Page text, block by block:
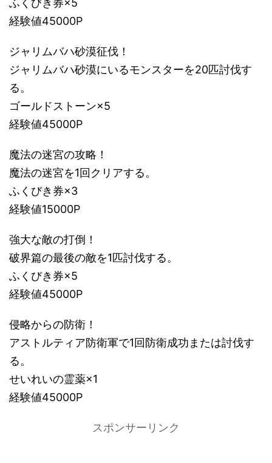
ふくびき券×5
経験値45000P
ジャリムバハ砂漠征伐！
ジャリムバハ砂漠にいるモンスターを20匹討伐す
る。
ゴールドストーン×5
経験値45000P
魔法の迷宮の攻略！
魔法の迷宮を1回クリアする。
ふくびき券×3
経験値15000P
強大な敵の打倒！
破界篇の最後の敵を1匹討伐する。
ふくびき券×5
経験値45000P
侵略からの防衛！
アストルティア防衛軍で1回防衛成功または討伐す
る。
せいれいの霊薬×1
経験値45000P
スポンサーリンク